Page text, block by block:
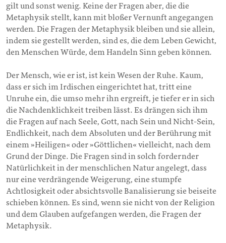
gilt und sonst wenig. Keine der Fragen aber, die die
Metaphysik stellt, kann mit bloßer Vernunft angegangen
werden. Die Fragen der Metaphysik bleiben und sie allein,
indem sie gestellt werden, sind es, die dem Leben Gewicht,
den Menschen Würde, dem Handeln Sinn geben können.
Der Mensch, wie er ist, ist kein Wesen der Ruhe. Kaum,
dass er sich im Irdischen eingerichtet hat, tritt eine
Unruhe ein, die umso mehr ihn ergreift, je tiefer er in sich
die Nachdenklichkeit treiben lässt. Es drängen sich ihm
die Fragen auf nach Seele, Gott, nach Sein und Nicht-Sein,
Endlichkeit, nach dem Absoluten und der Berührung mit
einem »Heiligen« oder »Göttlichen« vielleicht, nach dem
Grund der Dinge. Die Fragen sind in solch fordernder
Natürlichkeit in der menschlichen Natur angelegt, dass
nur eine verdrängende Weigerung, eine stumpfe
Achtlosigkeit oder absichtsvolle Banalisierung sie beiseite
schieben können. Es sind, wenn sie nicht von der Religion
und dem Glauben aufgefangen werden, die Fragen der
Metaphysik.